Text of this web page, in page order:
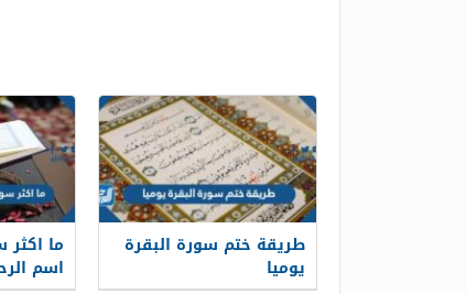
طريقة ختم سورة البقرة
يوميا
ما
اسم